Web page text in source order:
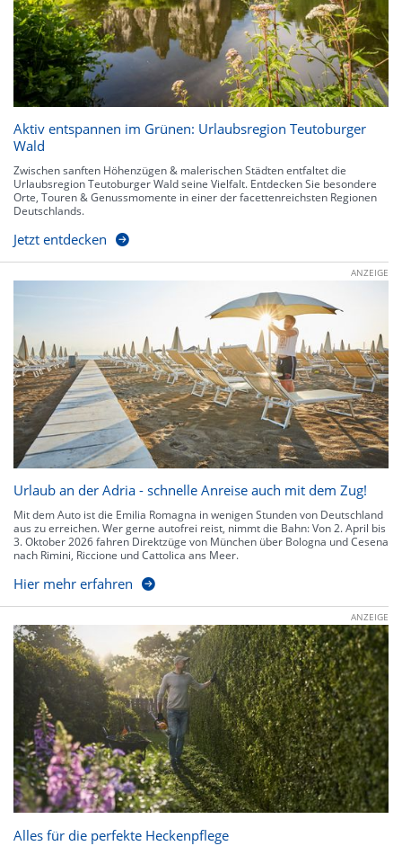
Aktiv entspannen im Grünen: Urlaubsregion Teutoburger
Wald
Zwischen sanften Höhenzügen & malerischen Städten entfaltet die
Urlaubsregion Teutoburger Wald seine Vielfalt. Entdecken Sie besondere
Orte, Touren & Genussmomente in einer der facettenreichsten Regionen
Deutschlands.
Jetzt entdecken
ANZEIGE
Urlaub an der Adria - schnelle Anreise auch mit dem Zug!
Mit dem Auto ist die Emilia Romagna in wenigen Stunden von Deutschland
aus zu erreichen. Wer gerne autofrei reist, nimmt die Bahn: Von 2. April bis
3. Oktober 2026 fahren Direktzüge von München über Bologna und Cesena
nach Rimini, Riccione und Cattolica ans Meer.
Hier mehr erfahren
ANZEIGE
Alles für die perfekte Heckenpflege